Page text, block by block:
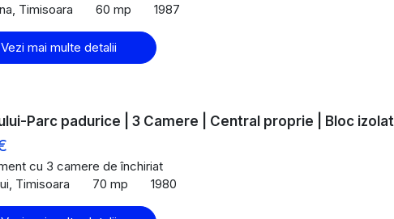
Timisoara
60 mp 1987
Vezi mai multe detalii
Parc padurice | 3 Camere | Central proprie | Bloc izolat
cu 3 camere de închiriat
Timisoara
70 mp 1980